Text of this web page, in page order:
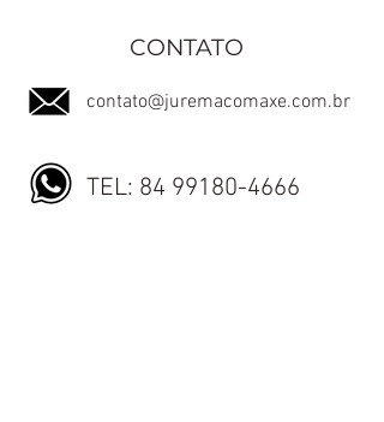
CONTATO
contato@juremacomaxe.com.br
TEL: 84 99180-4666